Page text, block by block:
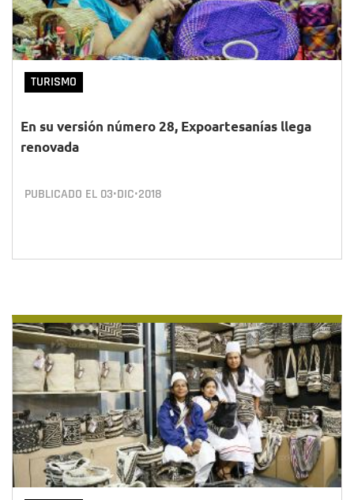
TURISMO
En su versión número 28, Expoartesanías llega
renovada
PUBLICADO EL 03•DIC•2018